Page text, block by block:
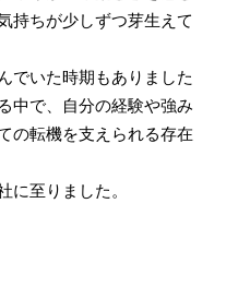
持ちが少しずつ芽生えて
でいた時期もありました
中で、自分の経験や強み
の転機を支えられる存在
に至りました。